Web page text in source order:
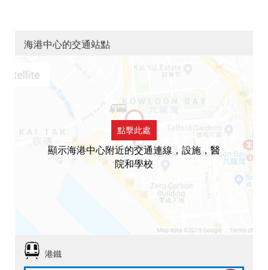
海港中心的交通站點
點擊此處
顯示海港中心附近的交通連線，設施，醫
院和學校
港鐵